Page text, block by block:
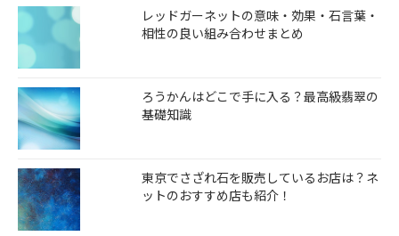
レッドガーネットの意味・効果・石言葉・
相性の良い組み合わせまとめ
ろうかんはどこで手に入る？最高級翡翠の
基礎知識
東京でさざれ石を販売しているお店は？ネ
ットのおすすめ店も紹介！